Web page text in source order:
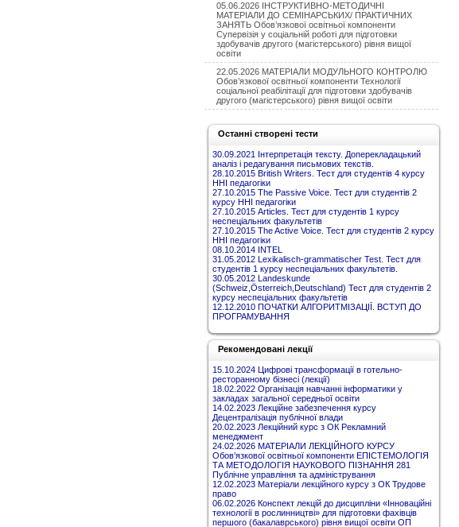
05.06.2026 ІНСТРУКТИВНО-МЕТОДИЧНІ
МАТЕРІАЛИ ДО СЕМІНАРСЬКИХ/ ПРАКТИЧНИХ
ЗАНЯТЬ Обов’язкової освітньої компоненти
Супервізія у соціальній роботі для підготовки
здобувачів другого (магістерського) рівня вищої
освіти
22.05.2026 МАТЕРІАЛИ МОДУЛЬНОГО КОНТРОЛЮ
Обов’язкової освітньої компоненти Технології
соціальної реабілітації для підготовки здобувачів
другого (магістерського) рівня вищої освіти
Останні створені тести
30.09.2021 Інтерпретація тексту. Доперекладацький
аналіз і редагування письмових текстів.
28.10.2015 British Writers. Тест для студентів 4 курсу
ННІ педагогіки
27.10.2015 The Passive Voice. Тест для студентів 2
курсу ННІ педагогіки
27.10.2015 Articles. Тест для студентів 1 курсу
неспеціальних факультетів
27.10.2015 The Active Voice. Тест для студентів 2 курсу
ННІ педагогіки
08.10.2014 INTEL
31.05.2012 Lexikalisch-grammatischer Test. Тест для
студентів 1 курсу неспеціальних факультетів.
30.05.2012 Landeskunde
(Schweiz,Österreich,Deutschland) Тест для студентів 2
курсу неспеціальних факультетів
12.12.2010 ПОЧАТКИ АЛГОРИТМІЗАЦІЇ. ВСТУП ДО
ПРОГРАМУВАННЯ
Рекомендовані лекції
15.10.2024 Цифрові трансформації в готельно-
ресторанному бізнесі (лекції)
18.02.2022 Організація навчанні інформатики у
закладах загальної середньої освіти
14.02.2023 Лекційне забезпечення курсу
Децентралізація публічної влади
20.02.2023 Лекційний курс з ОК Рекламний
менеджмент
24.02.2026 МАТЕРІАЛИ ЛЕКЦІЙНОГО КУРСУ
Обов’язкової освітньої компоненти ЕПІСТЕМОЛОГІЯ
ТА МЕТОДОЛОГІЯ НАУКОВОГО ПІЗНАННЯ 281
Публічне управління та адміністрування
12.02.2023 Матеріали лекційного курсу з ОК Трудове
право
06.02.2026 Конспект лекцій до дисципліни «Інноваційні
технології в рослинництві» для підготовки фахівців
першого (бакалаврського) рівня вищої освіти ОП